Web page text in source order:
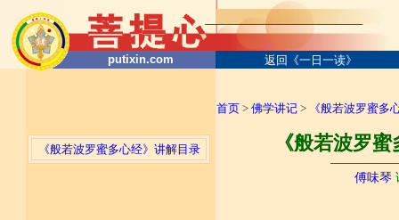
putixin.com 返回《一日一读》
《般若波罗蜜多心经》讲解目录
首页 > 佛学讲记 > 《般若波罗蜜多
《般若波罗
傅味琴